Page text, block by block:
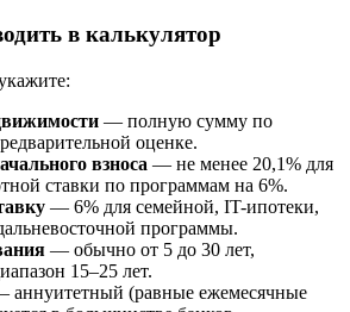
в калькулятор
— полную сумму по
оценке.
взноса — не менее 20,1% для
ставки по программам на 6%.
— 6% для семейной, IT-ипотеки,
программы.
— обычно от 5 до 30 лет,
15–25 лет.
аннуитетный (равные ежемесячные